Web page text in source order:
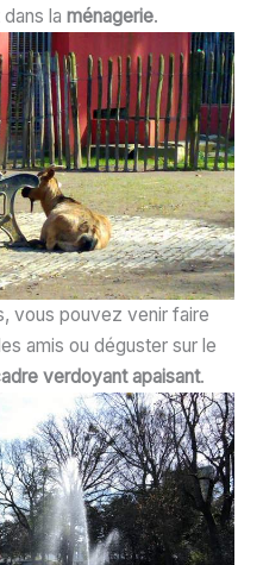
la ménagerie.
vous pouvez venir faire
amis ou déguster sur le
verdoyant apaisant.